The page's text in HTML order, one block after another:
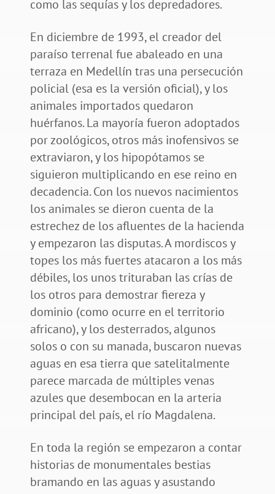
como las sequías y los depredadores.
En diciembre de 1993, el creador del
paraíso terrenal fue abaleado en una
terraza en Medellín tras una persecución
policial (esa es la versión oficial), y los
animales importados quedaron
huérfanos. La mayoría fueron adoptados
por zoológicos, otros más inofensivos se
extraviaron, y los hipopótamos se
siguieron multiplicando en ese reino en
decadencia. Con los nuevos nacimientos
los animales se dieron cuenta de la
estrechez de los afluentes de la hacienda
y empezaron las disputas. A mordiscos y
topes los más fuertes atacaron a los más
débiles, los unos trituraban las crías de
los otros para demostrar fiereza y
dominio (como ocurre en el territorio
africano), y los desterrados, algunos
solos o con su manada, buscaron nuevas
aguas en esa tierra que satelitalmente
parece marcada de múltiples venas
azules que desembocan en la arteria
principal del país, el río Magdalena.
En toda la región se empezaron a contar
historias de monumentales bestias
bramando en las aguas y asustando